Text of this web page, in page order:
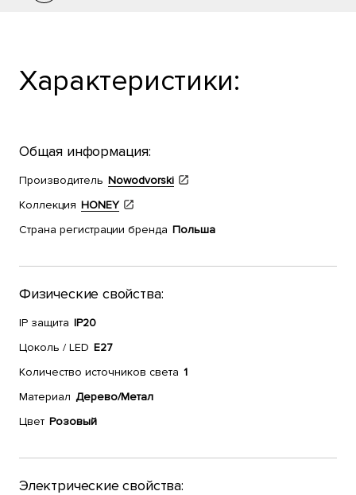
Характеристики:
Общая информация:
Производитель Nowodvorski
Коллекция HONEY
Страна регистрации бренда Польша
Физические свойства:
IP защита IP20
Цоколь / LED E27
Количество источников света 1
Материал Дерево/Метал
Цвет Розовый
Электрические свойства: